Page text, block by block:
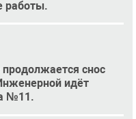
работы.
снос
идёт
№11.